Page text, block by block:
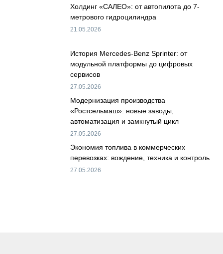
Холдинг «САЛЕО»: от автопилота до 7-
метрового гидроцилиндра
21.05.2026
История Mercedes-Benz Sprinter: от
модульной платформы до цифровых
сервисов
27.05.2026
Модернизация производства
«Ростсельмаш»: новые заводы,
автоматизация и замкнутый цикл
27.05.2026
Экономия топлива в коммерческих
перевозках: вождение, техника и контроль
27.05.2026